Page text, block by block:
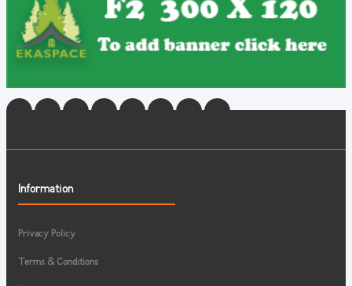
Information
Privacy Policy
Terms & Conditions